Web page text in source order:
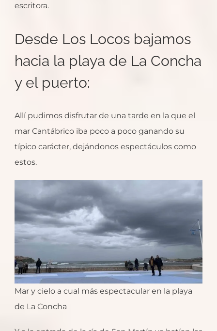
escritora.
Desde Los Locos bajamos
hacia la playa de La Concha
y el puerto:
Allí pudimos disfrutar de una tarde en la que el
mar Cantábrico iba poco a poco ganando su
típico carácter, dejándonos espectáculos como
estos.
Mar y cielo a cual más espectacular en la playa
de La Concha